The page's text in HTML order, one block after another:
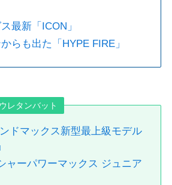
最新「ICON」
らも出た「HYPE FIRE」
レタンバット
ドマックス新型最上級モデル
ャーパワーマックス ジュニア